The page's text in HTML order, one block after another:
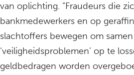
van oplichting. “Fraudeurs die
bankmedewerkers en op
slachtoffers bewegen om samen
‘veiligheidsproblemen’ op te
geldbedragen worden